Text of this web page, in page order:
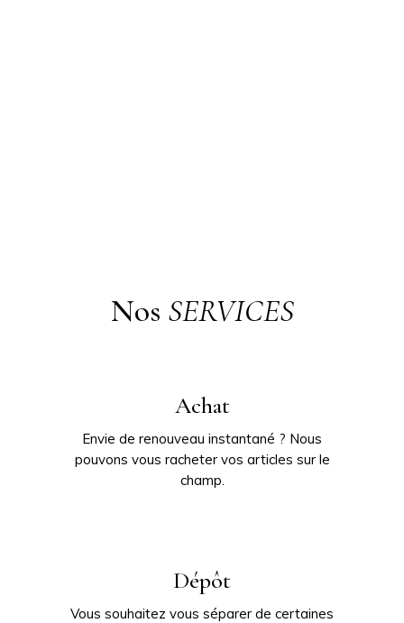
Nos SERVICES
Achat
Envie de renouveau instantané ? Nous
pouvons vous racheter vos articles sur le
champ.
Dépôt
Vous souhaitez vous séparer de certaines